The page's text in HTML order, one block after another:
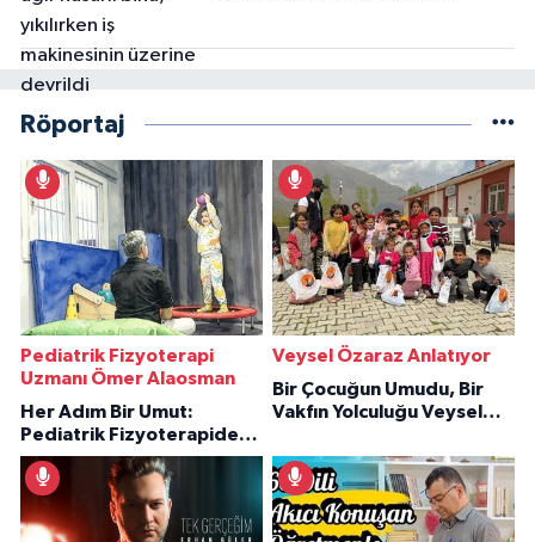
Röportaj
Pediatrik Fizyoterapi
Uzmanı Ömer Alaosman
Her Adım Bir Umut:
Pediatrik Fizyoterapiden
İlham Veren Hikâyeler
Veysel Özaraz Anlatıyor
Bir Çocuğun Umudu, Bir
Vakfın Yolculuğu Veysel